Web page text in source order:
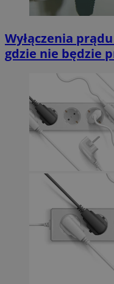
Wyłączenia
gdzie nie będzie